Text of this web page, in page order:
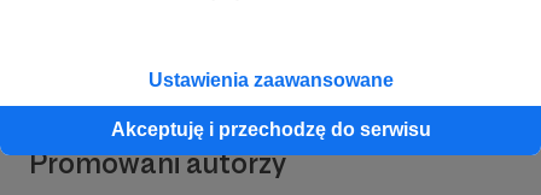
Ustawienia zaawansowane
Akceptuję i przechodzę do serwisu
Promowani autorzy